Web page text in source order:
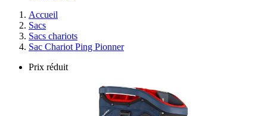
Accueil
Sacs
Sacs chariots
Sac Chariot Ping Pionner
Prix réduit